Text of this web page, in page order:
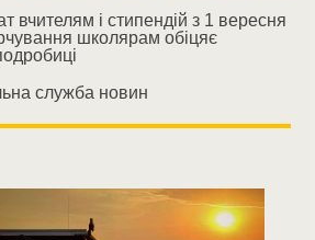
вчителям і стипендій з 1 вересня
школярам обіцяє
служба новин